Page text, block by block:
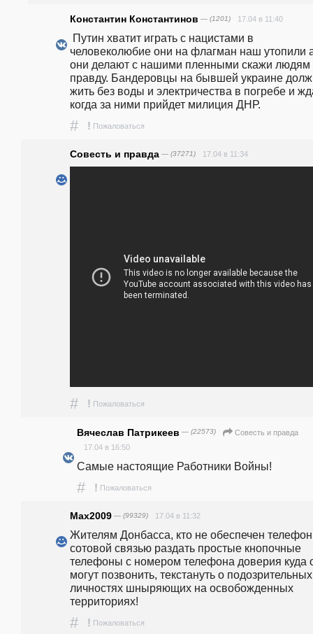
Константин Константинов — (1201) 17.04 в 11:40
человеколюбие они на флагман наш утопили
они делают с нашими пленными скажи людям
правду. Бандеровцы на бывшей украине
жить без воды и электричества в погребе и
когда за ними прийдет милиция ДНР.
# ! Пожаловаться
Совесть и правда — (37271) 17.04 в 11:34
# ! Пожаловаться
Вячеслав Патрикеев — (22573)
Совесть и правда
17.04 в 16:50
Самые настоящие Работники Войны!
# ! Пожаловаться
Max2009 — (99329) 17.04 в 11:32
Жителям Донбасса, кто не обеспечен
сотовой связью раздать простые кнопочные
телефоны с номером телефона доверия куда
могут позвонить, текстануть о подозрительных
личностях шныряющих на освобожденных
территориях!
# ! Пожаловаться